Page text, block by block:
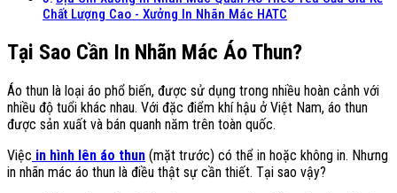
Chất Lượng Cao - Xưởng In Nhãn Mác HATC
Tại Sao Cần In Nhãn Mác Áo Thun?
Áo thun là loại áo phổ biến, được sử dụng trong nhiều hoàn cảnh với
nhiều độ tuổi khác nhau. Với đặc điểm khí hậu ở Việt Nam, áo thun
được sản xuất và bán quanh năm trên toàn quốc.
Việc in hình lên áo thun (mặt trước) có thể in hoặc không in. Nhưng
in nhãn mác áo thun là điều thật sự cần thiết. Tại sao vậy?